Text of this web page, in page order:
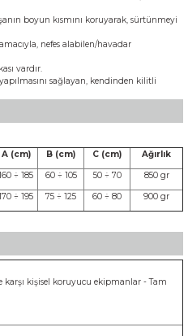
boyun kısmını koruyarak, sürtünmeyi
nefes alabilen/havadar
vardır.
sağlayan, kendinden kilitli
A (cm) B (cm) C (cm)
Ağırlık
÷ 185 60 ÷ 105 50 ÷ 70
850 gr
÷ 195 75 ÷ 125 60 ÷ 80 900 gr
karşı kişisel koruyucu ekipmanlar - Tam